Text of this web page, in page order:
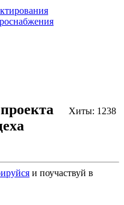
Хиты: 1238
и поучаствуй в